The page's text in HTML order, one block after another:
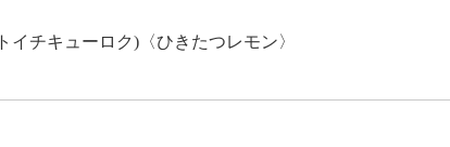
イチキューロク) 〈ひきたつレモン〉